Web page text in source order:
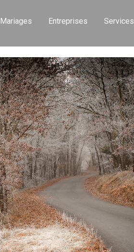
Mariages Entreprises Services